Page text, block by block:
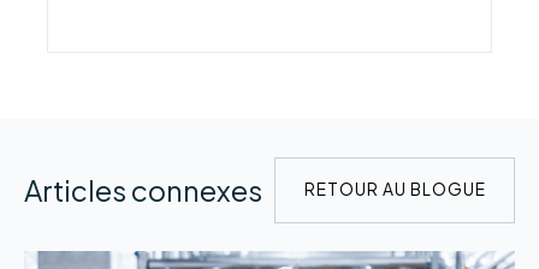
Articles connexes RETOUR AU BLOGUE